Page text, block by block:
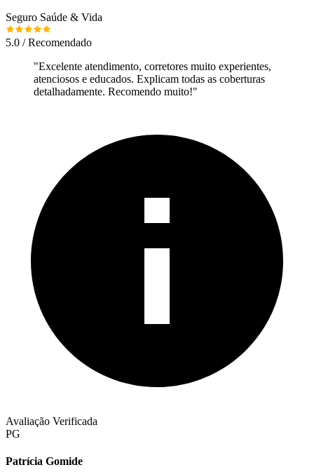
Seguro Saúde & Vida
5.0 / Recomendado
"Excelente atendimento, corretores muito experientes,
atenciosos e educados. Explicam todas as coberturas
detalhadamente. Recomendo muito!"
Avaliação Verificada
PG
Patrícia Gomide